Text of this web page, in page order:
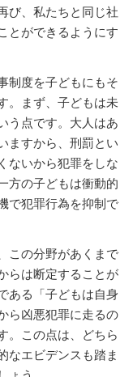
び、私たちと同じ社
とができるようにす
制度を子どもにもそ
。まず、子どもは未
う点です。大人はあ
ますから、刑罰とい
ないから犯罪をしな
方の子どもは衝動的
で犯罪行為を抑制で
この分野があくまで
らは断定することが
ある「子どもは自身
ら凶悪犯罪に走るの
。この点は、どちら
なエビデンスも踏ま